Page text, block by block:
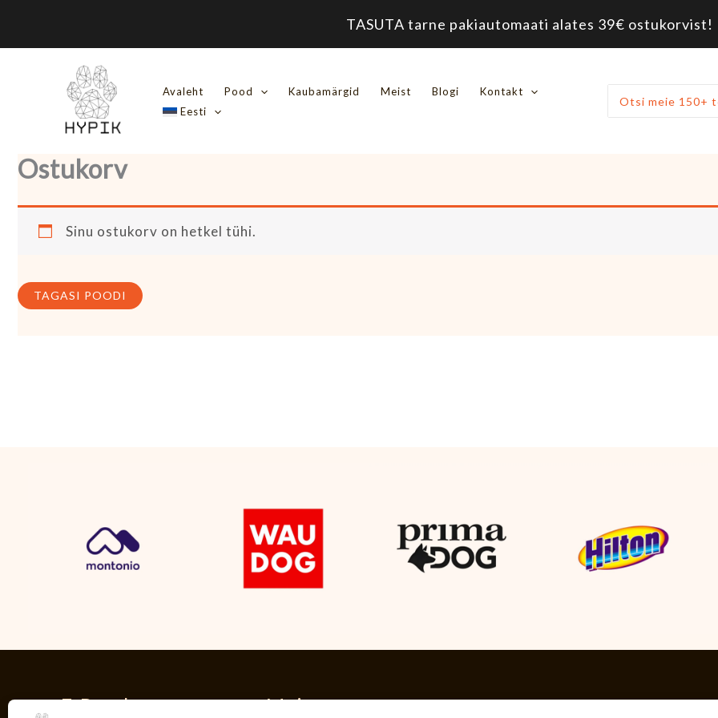
TASUTA tarne pakiautomaati alates 39€ ostukorvist!
content
Avaleht Pood Kaubamärgid Meist Blogi
Kontakt
Eesti
Ostukorv
Sinu ostukorv on hetkel tühi.
TAGASI POODI
E-Pood Meist